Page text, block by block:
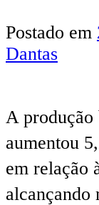
Postado em
Dantas
A
aumentou
em relação
alcançando